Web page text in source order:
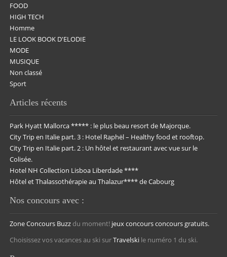
FOOD
HIGH TECH
Homme
LE LOOK BOOK D'ELODIE
MODE
MUSIQUE
Non classé
Sport
Articles récents
Park Hyatt Mallorca ***** : le plus beau resort de Majorque.
City Trip en Italie part. 3 : Hotel Raphël – Healthy food et rooftop.
City Trip en Italie part. 2 : Un hôtel et restaurant avec vue sur le
Colisée.
Hotel NH Collection Lisboa Liberdade ****
Hôtel et Thalassothérapie au Thalazur**** de Cabourg
Nos concours avec :
Zone Concours Buzz du moment! jeux concoursconcours gratuits.
Choisissez vos vacances au ski surTravelski le numéro 1 du ski.